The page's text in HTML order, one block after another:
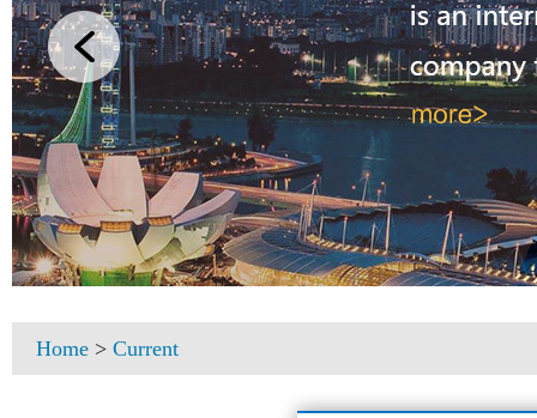
Home > Current